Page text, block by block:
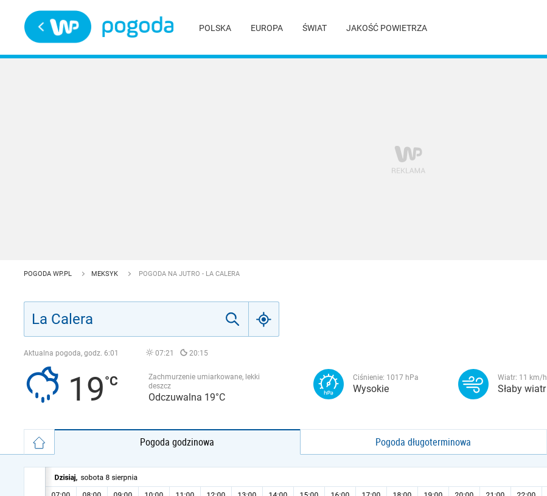
POLSKA EUROPA ŚWIAT JAKOŚĆ POWIETRZA
POGODA WP.PL MEKSYK POGODA NA JUTRO - LA CALERA
Aktualna pogoda, godz. 6:01 07:21 20:15
19
Zachmurzenie umiarkowane, lekki
deszcz
Odczuwalna 19°C
Ciśnienie: 1017 hPa
Wysokie
Wiatr: 11 km/h
Słaby wiatr
Pogoda godzinowa Pogoda długoterminowa